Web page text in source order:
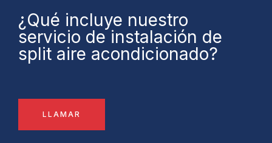
¿Qué incluye nuestro
servicio de instalación de
split aire acondicionado?
LLAMAR